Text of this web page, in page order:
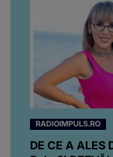
RADIOIMPULS.RO
DE CE A ALES